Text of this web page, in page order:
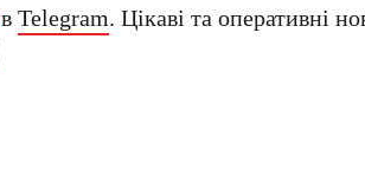
вTelegram. Цікаві та оперативні